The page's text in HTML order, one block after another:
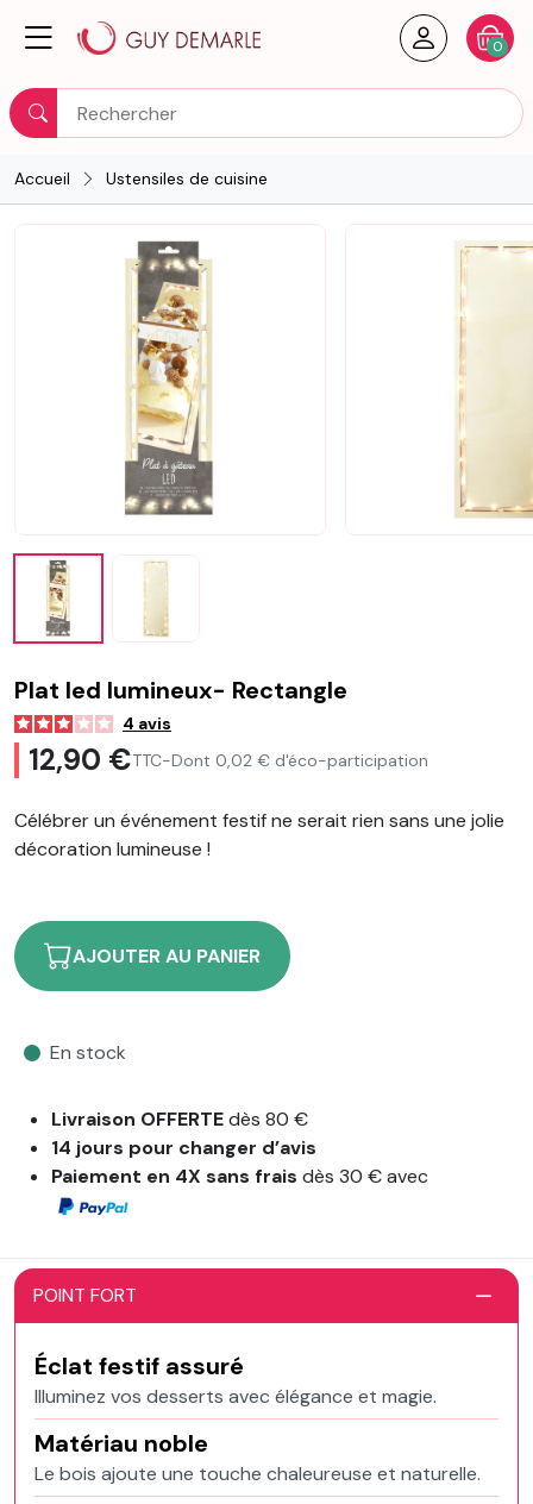
Rechercher
Créer
0
Accueil Ustensiles de cuisine
Plat led lumineux- Rectangle
4 avis
12,90 €TTC-Dont 0,02 € d'éco-participation
Célébrer un événement festif ne serait rien sans une jolie
décoration lumineuse !
AJOUTER AU PANIER
En stock
Livraison OFFERTEdès 80 €
14 jours pour changer d’avis
Paiement en 4X sans fraisdès 30 € avec
POINT FORT
Éclat festif assuré
Illuminez vos desserts avec élégance et magie.
Matériau noble
Le bois ajoute une touche chaleureuse et naturelle.